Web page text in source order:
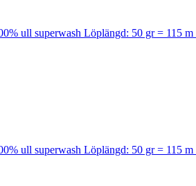
ull superwash Löplängd: 50 gr = 115
ull superwash Löplängd: 50 gr = 115